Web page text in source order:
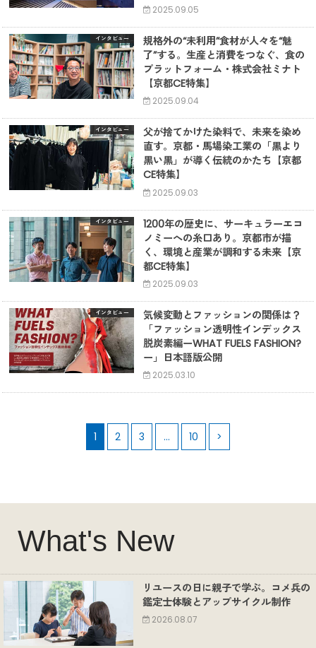
2025.09.05
インタビュー
規格外の“未利用”食材が人々を“魅
了”する。生産と消費をつなぐ、食の
プラットフォーム・株式会社ミナト
【京都CE特集】
2025.09.04
インタビュー
父が捨てかけた染料で、未来を染め
直す。京都・馬場染工業の「黒より
黒い黒」が導く伝統のかたち【京都
CE特集】
2025.09.03
インタビュー
1200年の歴史に、サーキュラーエコ
ノミーへの糸口あり。京都市が描
く、環境と産業が調和する未来【京
都CE特集】
2025.09.03
インタビュー
気候変動とファッションの関係は？
「ファッション透明性インデックス
脱炭素編ーWHAT FUELS FASHION?
ー」日本語版公開
2025.03.10
1 2 3 … 10 >
What's New
リユースの日に親子で学ぶ。コメ兵の
鑑定士体験とアップサイクル制作
2026.08.07